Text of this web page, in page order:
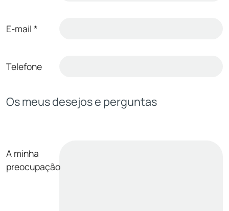
E-mail *
Telefone
Os meus desejos e perguntas
A minha
preocupação